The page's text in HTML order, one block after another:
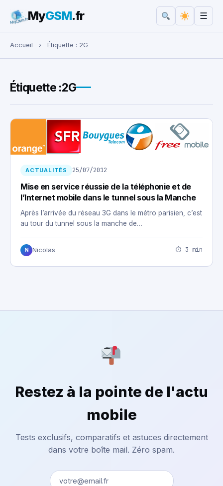
Rechercher :
MyGSM.fr ☰
Accueil › Étiquette : 2G
Étiquette :2G
ACTUALITÉS 25/07/2012
Mise en service réussie de la téléphonie et de
l’Internet mobile dans le tunnel sous la Manche
Après l’arrivée du réseau 3G dans le métro parisien, c’est
au tour du tunnel sous la manche de…
N Nicolas ⏱ 3 min
Restez à la pointe de l'actu
mobile
Tests exclusifs, comparatifs et astuces directement
dans votre boîte mail. Zéro spam.